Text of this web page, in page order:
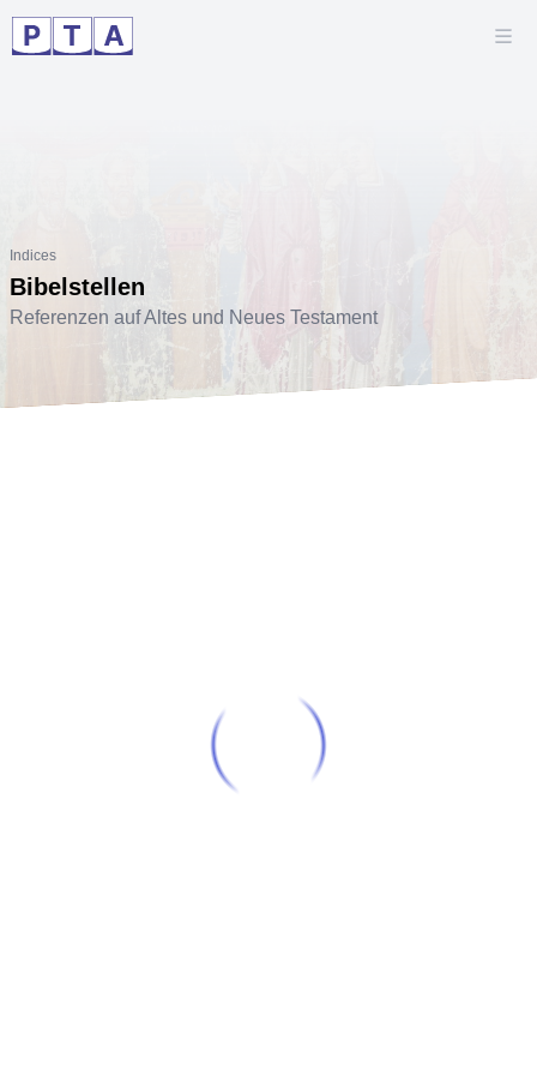
Indices
Bibelstellen
Referenzen auf Altes und Neues Testament